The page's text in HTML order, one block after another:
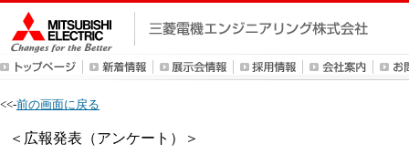
<<-前の画面に戻る
＜広報発表（アンケート）＞